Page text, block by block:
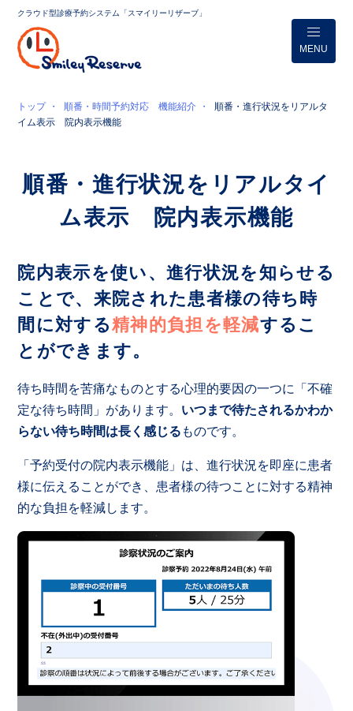
クラウド型診療予約システム「スマイリーリザーブ」
MENU
トップ 順番・時間予約対応 機能紹介
順番・進行状況をリアルタ
イム表示 院内表示機能
順番・進行状況をリアルタイ
ム表示 院内表示機能
院内表示を使い、進行状況を知らせる
ことで、来院された患者様の待ち時
間に対する精神的負担を軽減するこ
とができます。
待ち時間を苦痛なものとする心理的要因の一つに「不確
定な待ち時間」があります。 いつまで待たされるかわか
らない待ち時間は長く感じる ものです。
「予約受付の院内表示機能」は、進行状況を即座に患者
様に伝えることができ、患者様の待つことに対する精神
的な負担を軽減します。